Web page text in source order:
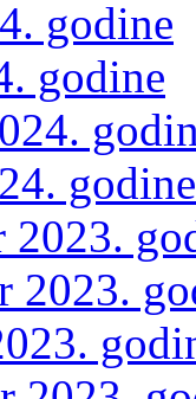
godine
godine
godine
2023.
2023.